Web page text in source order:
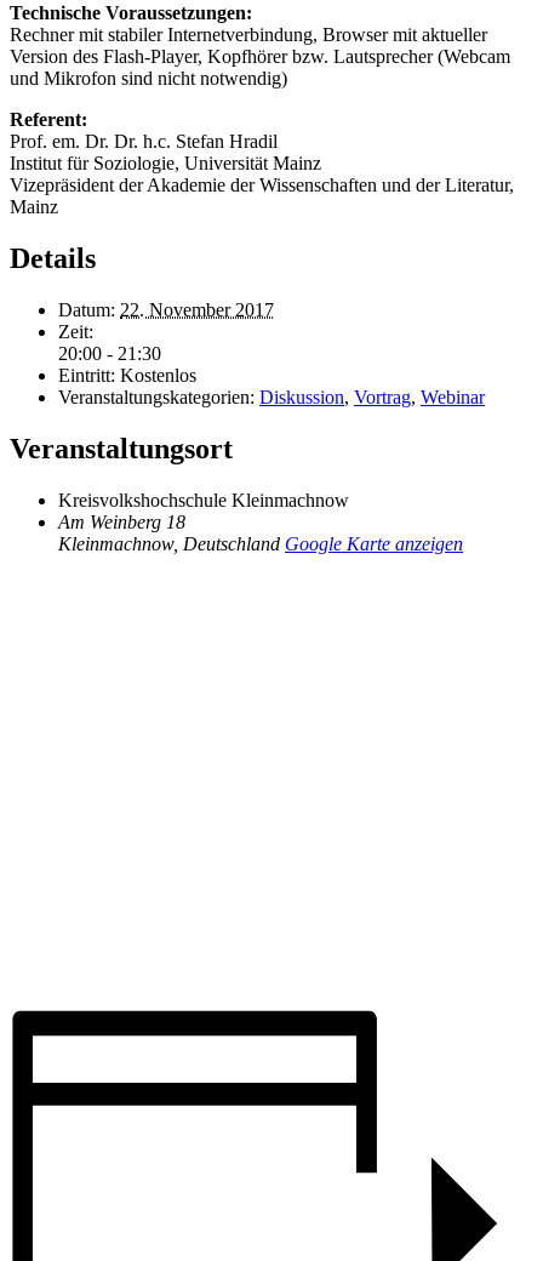
Technische Voraussetzungen:
Rechner mit stabiler Internetverbindung, Browser mit aktueller
Version des Flash-Player, Kopfhörer bzw. Lautsprecher (Webcam
und Mikrofon sind nicht notwendig)
Referent:
Prof. em. Dr. Dr. h.c. Stefan Hradil
Institut für Soziologie, Universität Mainz
Vizepräsident der Akademie der Wissenschaften und der Literatur,
Mainz
Details
Datum: 22. November 2017
Zeit:
20:00 - 21:30
Eintritt: Kostenlos
Veranstaltungskategorien: Diskussion, Vortrag, Webinar
Veranstaltungsort
Kreisvolkshochschule Kleinmachnow
Am Weinberg 18
Kleinmachnow, Deutschland Google Karte anzeigen